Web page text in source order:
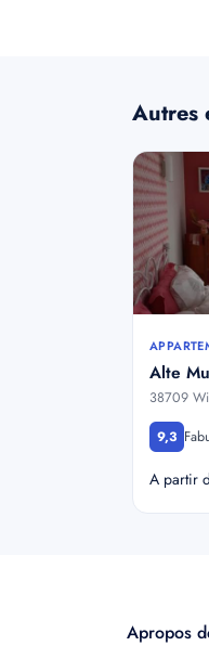
Autres
Alte
38709
9,3
A partir
Apropos